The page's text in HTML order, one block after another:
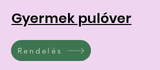
Gyermek pulóver
Rendelés